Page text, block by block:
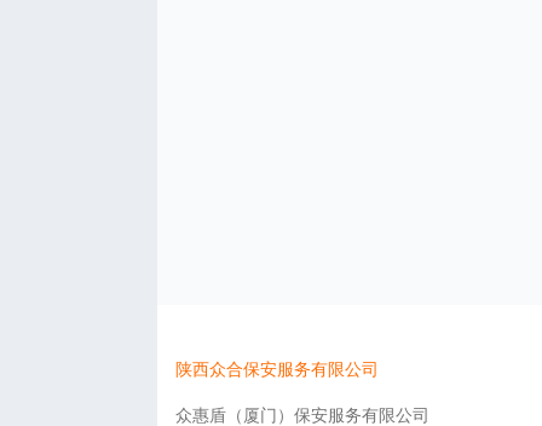
陕西众合保安服务有限公司
众惠盾（厦门）保安服务有限公司